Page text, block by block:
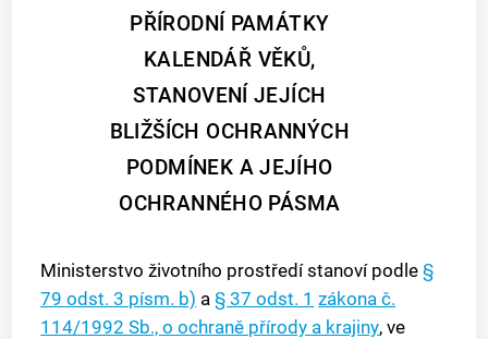
PŘÍRODNÍ PAMÁTKY
KALENDÁŘ VĚKŮ,
STANOVENÍ JEJÍCH
BLIŽŠÍCH OCHRANNÝCH
PODMÍNEK A JEJÍHO
OCHRANNÉHO PÁSMA
Ministerstvo životního prostředí stanoví podle§
79 odst. 3 písm. b) a§ 37 odst. 1 zákona č.
114/1992 Sb., o ochraně přírody a krajiny, ve